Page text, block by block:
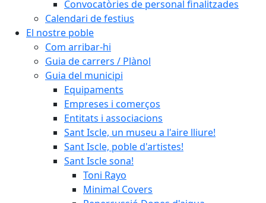
Convocatòries de personal finalitzades
Calendari de festius
El nostre poble
Com arribar-hi
Guia de carrers / Plànol
Guia del municipi
Equipaments
Empreses i comerços
Entitats i associacions
Sant Iscle, un museu a l'aire lliure!
Sant Iscle, poble d'artistes!
Sant Iscle sona!
Toni Rayo
Minimal Covers